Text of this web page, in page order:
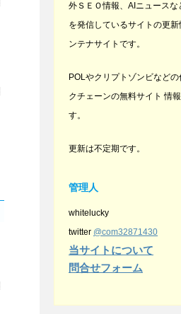
外ＳＥＯ情報、AIニュースな
を発信しているサイトの更
ンテナサイトです。
POLやクリプトゾンビなど
クチェーンの無料サイト 情
す。
更新は不定期です。
管理人
whitelucky
twitter @com32871430
当サイトについて
問合せフォーム